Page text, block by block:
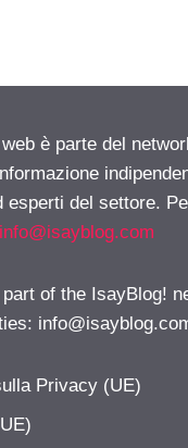
web è parte del
esperti del settore.
info@isayblog.com
of the IsayBlog!
Privacy (UE)